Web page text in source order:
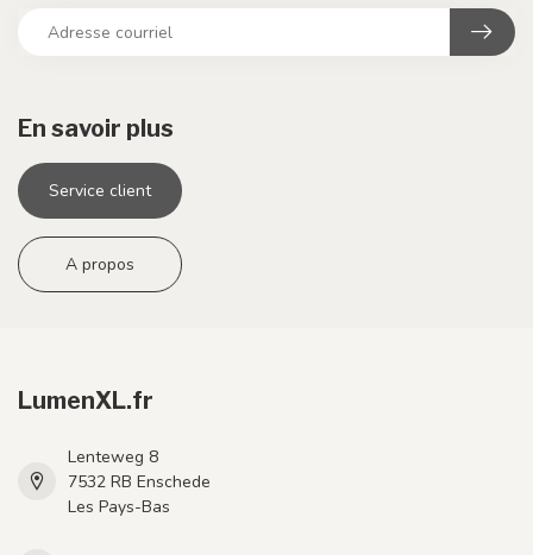
En savoir plus
Service client
A propos
LumenXL.fr
Lenteweg 8
7532 RB Enschede
Les Pays-Bas